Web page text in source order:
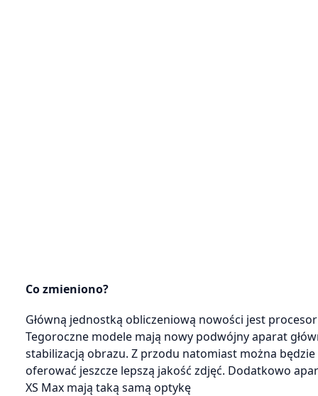
Co zmieniono?
Główną jednostką obliczeniową nowości jest
Tegoroczne modele mają nowy podwójny aparat
stabilizacją obrazu. Z przodu natomiast można
oferować jeszcze lepszą jakość zdjęć. Dodatkowo
XS Max mają taką samą optykę